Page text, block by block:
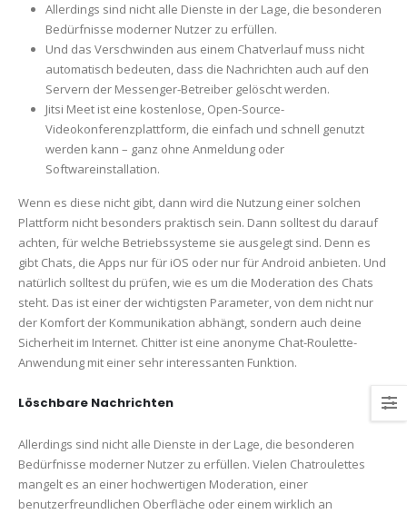
Allerdings sind nicht alle Dienste in der Lage, die besonderen
Bedürfnisse moderner Nutzer zu erfüllen.
Und das Verschwinden aus einem Chatverlauf muss nicht
automatisch bedeuten, dass die Nachrichten auch auf den
Servern der Messenger-Betreiber gelöscht werden.
Jitsi Meet ist eine kostenlose, Open-Source-
Videokonferenzplattform, die einfach und schnell genutzt
werden kann – ganz ohne Anmeldung oder
Softwareinstallation.
Wenn es diese nicht gibt, dann wird die Nutzung einer solchen
Plattform nicht besonders praktisch sein. Dann solltest du darauf
achten, für welche Betriebssysteme sie ausgelegt sind. Denn es
gibt Chats, die Apps nur für iOS oder nur für Android anbieten. Und
natürlich solltest du prüfen, wie es um die Moderation des Chats
steht. Das ist einer der wichtigsten Parameter, von dem nicht nur
der Komfort der Kommunikation abhängt, sondern auch deine
Sicherheit im Internet. Chitter ist eine anonyme Chat-Roulette-
Anwendung mit einer sehr interessanten Funktion.
Löschbare Nachrichten
Allerdings sind nicht alle Dienste in der Lage, die besonderen
Bedürfnisse moderner Nutzer zu erfüllen. Vielen Chatroulettes
mangelt es an einer hochwertigen Moderation, einer
benutzerfreundlichen Oberfläche oder einem wirklich an